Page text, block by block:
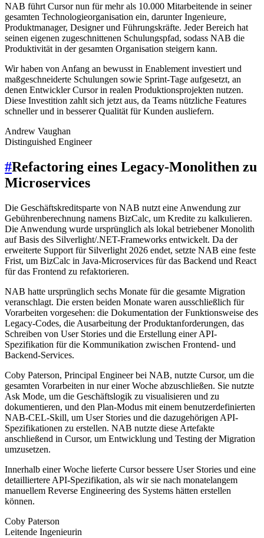
NAB führt Cursor nun für mehr als 10.000 Mitarbeitende in seiner
gesamten Technologieorganisation ein, darunter Ingenieure,
Produktmanager, Designer und Führungskräfte. Jeder Bereich hat
seinen eigenen zugeschnittenen Schulungspfad, sodass NAB die
Produktivität in der gesamten Organisation steigern kann.
Wir haben von Anfang an bewusst in Enablement investiert und
maßgeschneiderte Schulungen sowie Sprint-Tage aufgesetzt, an
denen Entwickler Cursor in realen Produktionsprojekten nutzen.
Diese Investition zahlt sich jetzt aus, da Teams nützliche Features
schneller und in besserer Qualität für Kunden ausliefern.
Andrew Vaughan
Distinguished Engineer
#Refactoring eines Legacy-Monolithen zu
Microservices
Die Geschäftskreditsparte von NAB nutzt eine Anwendung zur
Gebührenberechnung namens BizCalc, um Kredite zu kalkulieren.
Die Anwendung wurde ursprünglich als lokal betriebener Monolith
auf Basis des Silverlight/.NET-Frameworks entwickelt. Da der
erweiterte Support für Silverlight 2026 endet, setzte NAB eine feste
Frist, um BizCalc in Java-Microservices für das Backend und React
für das Frontend zu refaktorieren.
NAB hatte ursprünglich sechs Monate für die gesamte Migration
veranschlagt. Die ersten beiden Monate waren ausschließlich für
Vorarbeiten vorgesehen: die Dokumentation der Funktionsweise des
Legacy-Codes, die Ausarbeitung der Produktanforderungen, das
Schreiben von User Stories und die Erstellung einer API-
Spezifikation für die Kommunikation zwischen Frontend- und
Backend-Services.
Coby Paterson, Principal Engineer bei NAB, nutzte Cursor, um die
gesamten Vorarbeiten in nur einer Woche abzuschließen. Sie nutzte
Ask Mode, um die Geschäftslogik zu visualisieren und zu
dokumentieren, und den Plan-Modus mit einem benutzerdefinierten
NAB-CEL-Skill, um User Stories und die dazugehörigen API-
Spezifikationen zu erstellen. NAB nutzte diese Artefakte
anschließend in Cursor, um Entwicklung und Testing der Migration
umzusetzen.
Innerhalb einer Woche lieferte Cursor bessere User Stories und eine
detailliertere API-Spezifikation, als wir sie nach monatelangem
manuellem Reverse Engineering des Systems hätten erstellen
können.
Coby Paterson
Leitende Ingenieurin